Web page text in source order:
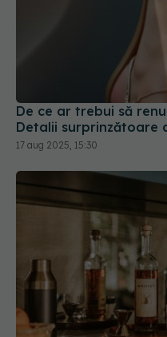
De ce ar trebui să
Detalii surprinzătoare
17 aug 2025, 15:30